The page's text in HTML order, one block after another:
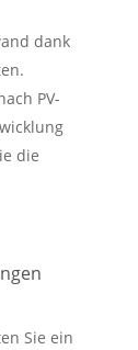
dank
PV-
die
Sie ein